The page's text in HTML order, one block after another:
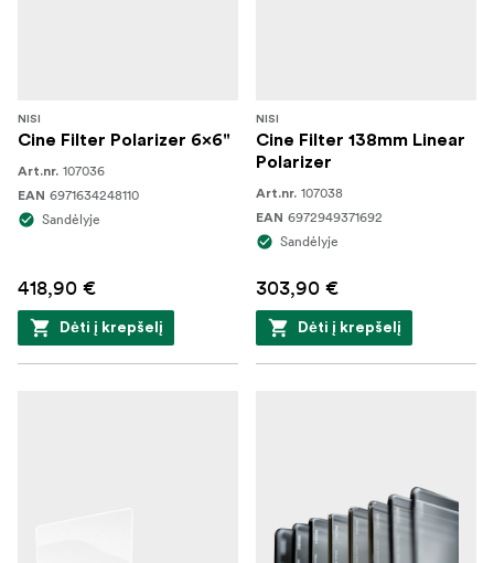
NISI
Cine Filter Polarizer 6x6"
Art.nr. 107036
EAN 6971634248110
Sandėlyje
418,90 €
Dėti į krepšelį
NISI
Cine Filter 138mm Linear
Polarizer
Art.nr. 107038
EAN 6972949371692
Sandėlyje
303,90 €
Dėti į krepšelį